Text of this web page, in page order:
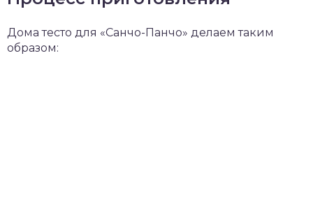
Дома тесто для «Санчо-Панчо» делаем таким
образом: